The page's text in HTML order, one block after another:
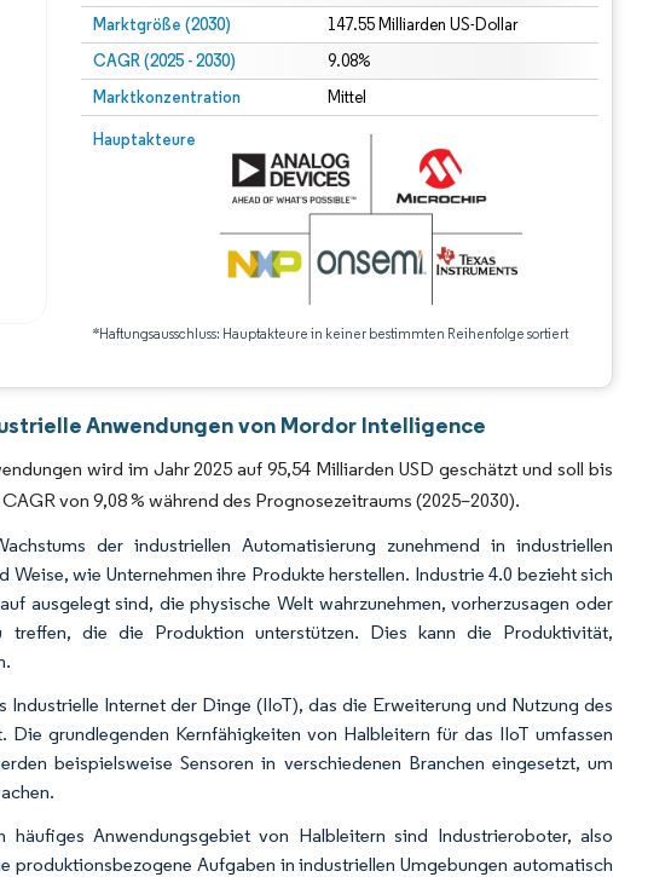
Marktgröße (2030) 147.55 Milliarden US-Dollar
CAGR (2025 - 2030) 9.08%
Marktkonzentration Mittel
Hauptakteure
*Haftungsausschluss: Hauptakteure in keiner bestimmten Reihenfolge sortiert
gemäß CC BY 4.0.
Anwendungen von Mordor Intelligence
wird im Jahr 2025 auf 95,54 Milliarden USD geschätzt und soll bis
von 9,08 % während des Prognosezeitraums (2025–2030).
der industriellen Automatisierung zunehmend in industriellen
wie Unternehmen ihre Produkte herstellen. Industrie 4.0 bezieht sich
ausgelegt sind, die physische Welt wahrzunehmen, vorherzusagen oder
die die Produktion unterstützen. Dies kann die Produktivität,
Internet der Dinge (IIoT), das die Erweiterung und Nutzung des
grundlegenden Kernfähigkeiten von Halbleitern für das IIoT umfassen
beispielsweise Sensoren in verschiedenen Branchen eingesetzt, um
Anwendungsgebiet von Halbleitern sind Industrieroboter, also
produktionsbezogene Aufgaben in industriellen Umgebungen automatisch